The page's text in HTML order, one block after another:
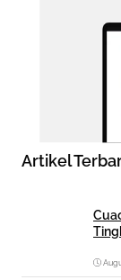
Artikel